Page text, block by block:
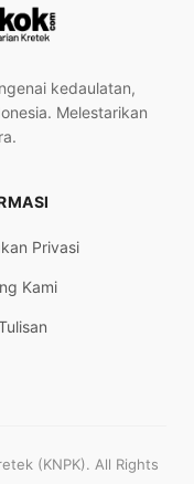
kedaulatan,
Melestarikan
Privasi
Kami
(KNPK). All Rights